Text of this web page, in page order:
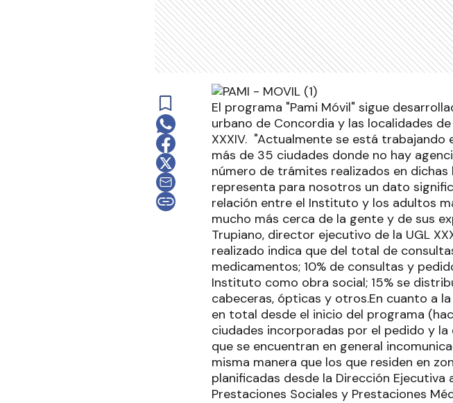
El programa "Pami Móvil" sigue
urbano de Concordia y las localidades
XXXIV. "Actualmente se está
más de 35 ciudades donde no hay
número de trámites realizados en
representa para nosotros un dato
relación entre el Instituto y los adultos
mucho más cerca de la gente y de sus
Trupiano, director ejecutivo de la UGL
realizado indica que del total de
medicamentos; 10% de consultas y
Instituto como obra social; 15% se
cabeceras, ópticas y otros.En cuanto a
en total desde el inicio del programa
ciudades incorporadas por el pedido y
que se encuentran en general
misma manera que los que residen en
planificadas desde la Dirección
Prestaciones Sociales y Prestaciones